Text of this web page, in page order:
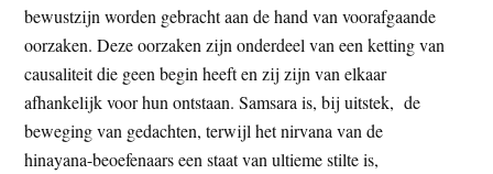
bewustzijn worden gebracht aan de hand van voorafgaande
oorzaken. Deze oorzaken zijn onderdeel van een ketting van
causaliteit die geen begin heeft en zij zijn van elkaar
afhankelijk voor hun ontstaan. Samsara is, bij uitstek, de
beweging van gedachten, terwijl het nirvana van de
hinayana-beoefenaars een staat van ultieme stilte is,